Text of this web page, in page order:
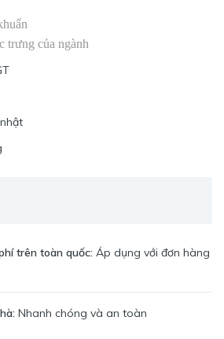
trưng của ngành
trên toàn quốc: Áp dụng với đơn hàng
Nhanh chóng và an toàn